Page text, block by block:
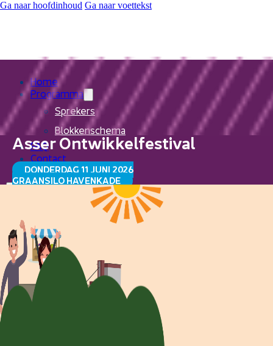
Ga naar hoofdinhoud Ga naar voettekst
Home
Programma
Sprekers
Blokkenschema
FAQ
Contact
Home
Programma
Sprekers
Blokkenschema
Asser Ontwikkelfestival
DONDERDAG 11 JUNI 2026
GRAANSILO HAVENKADE